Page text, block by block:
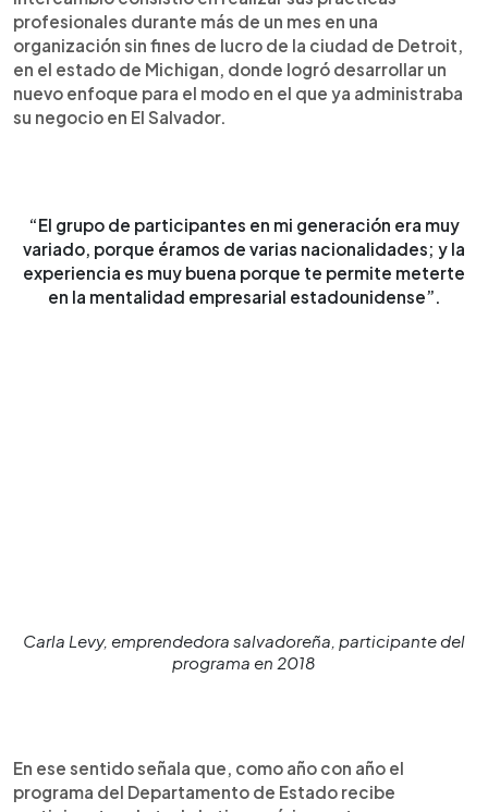
profesionales durante más de un mes en una
organización sin fines de lucro de la ciudad de Detroit,
en el estado de Michigan, donde logró desarrollar un
nuevo enfoque para el modo en el que ya administraba
su negocio en El Salvador.
“El grupo de participantes en mi generación era muy
variado, porque éramos de varias nacionalidades; y la
experiencia es muy buena porque te permite meterte
en la mentalidad empresarial estadounidense”.
Carla Levy, emprendedora salvadoreña, participante del
programa en 2018
En ese sentido señala que, como año con año el
programa del Departamento de Estado recibe